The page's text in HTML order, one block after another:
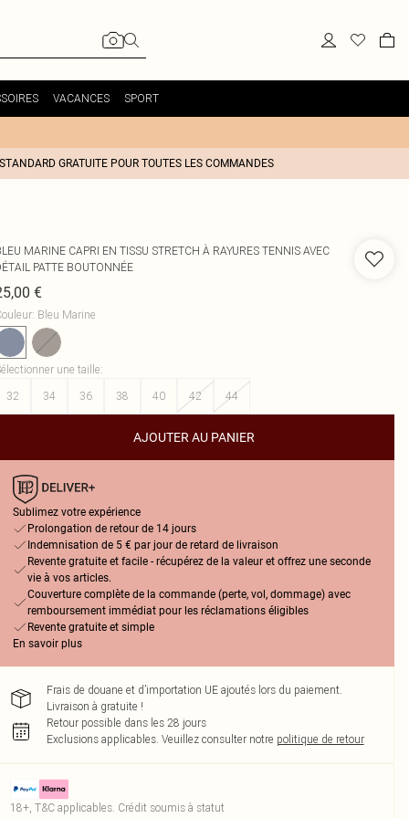
VACANCES SPORT
GRATUITE POUR TOUTES LES COMMANDES
MARINE CAPRI EN TISSU STRETCH À RAYURES TENNIS AVEC
PATTE BOUTONNÉE
€
: Bleu Marine
une taille:
32
34 36 38 40 42 44
AJOUTER AU PANIER
Sublimez votre expérience
Prolongation de retour de 14 jours
Indemnisation de 5 € par jour de retard de livraison
Revente gratuite et facile - récupérez de la valeur et offrez une seconde
vie à vos articles.
Couverture complète de la commande (perte, vol, dommage) avec
remboursement immédiat pour les réclamations éligibles
Revente gratuite et simple
En savoir plus
Frais de douane et d’importation UE ajoutés lors du paiement.
Livraison à gratuite !
Retour possible dans les 28 jours
Exclusions applicables. Veuillez consulter notre politique de retour
18+, T&C applicables. Crédit soumis à statut